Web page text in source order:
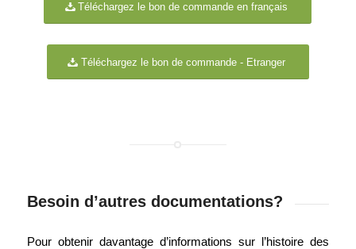
Téléchargez le bon de commande en français
Téléchargez le bon de commande - Etranger
Besoin d’autres documentations?
Pour obtenir davantage d’informations sur l’histoire des